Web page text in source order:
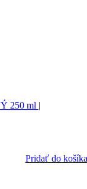
250 ml |
Pridať do košíka